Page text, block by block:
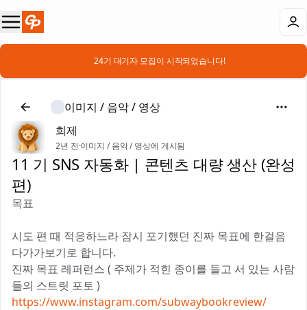
📣 24기 대기자 모집이 시작되었습니다!
이미지 / 음악 / 영상
희제
2년 전·이미지 / 음악 / 영상에 게시됨
11 기 SNS 자동화 | 콘텐츠 대량 생산 (완성
편)
목표
시도 편 때 적응하느라 잠시 포기했던 진짜 목표에 한걸음
다가가보기로 합니다.
진짜 목표 레퍼런스 ( 주제가 적힌 종이를 들고 서 있는 사람
들의 스트릿 포토 )
https://www.instagram.com/subwaybookreview/